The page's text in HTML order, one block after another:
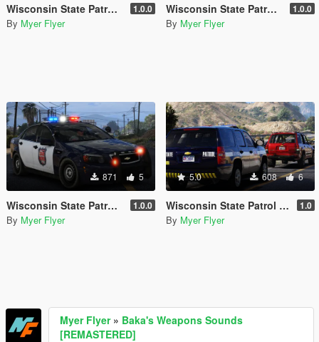
Wisconsin State Patrol Taurus/FPIS 1.0.0
By Myer Flyer
Wisconsin State Patrol Harley Motorcycle 1.0.0
By Myer Flyer
871 5
Wisconsin State Patrol Caprice 1.0.0
By Myer Flyer
5.0 608 6
Wisconsin State Patrol 2013 Tahoe 1.0
By Myer Flyer
Myer Flyer» Baka's Weapons Sounds
[REMASTERED]